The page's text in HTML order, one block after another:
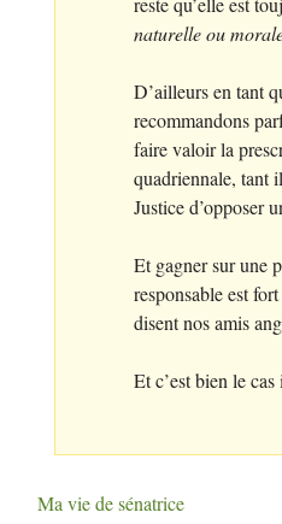
naturelle ou
D’ailleurs en tant
recommandons
faire valoir la
quadriennale, tant
Justice d’opposer
Et gagner sur une
responsable est
disent nos amis
Et c’est bien le cas
Ma vie de sénatrice